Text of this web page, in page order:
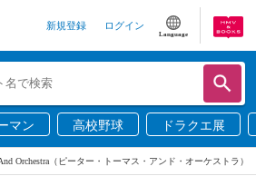
新規登録 ログイン
Language
マン 高校野球 ドラクエ展
Orchestra（ピーター・トーマス・アンド・オーケストラ）